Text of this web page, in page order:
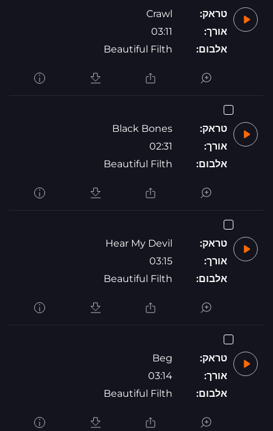
טראק:
Crawl
אורך:
03:11
אלבום:
Beautiful Filth
טראק:
Black Bones
אורך:
02:31
אלבום:
Beautiful Filth
טראק:
Hear My Devil
אורך:
03:15
אלבום:
Beautiful Filth
טראק:
Beg
אורך:
03:14
אלבום:
Beautiful Filth